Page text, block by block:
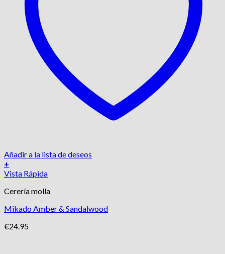
Añadir a la lista de deseos
+
Vista Rápida
Cerería molla
Mikado Amber & Sandalwood
€24.95